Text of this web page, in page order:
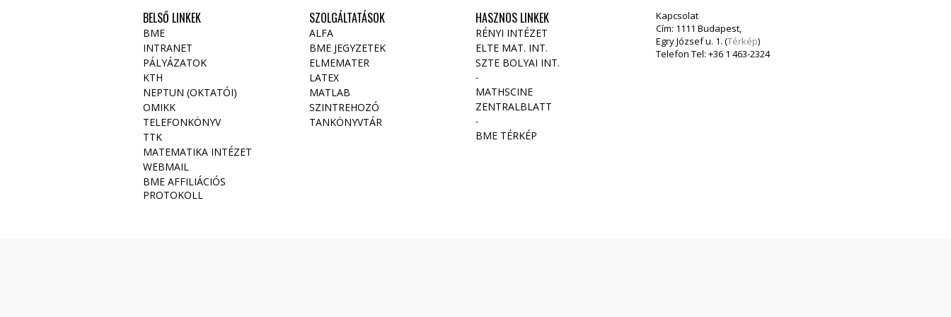
BELSŐ LINKEK
BME
INTRANET
PÁLYÁZATOK
KTH
NEPTUN (OKTATÓI)
OMIKK
TELEFONKÖNYV
TTK
MATEMATIKA INTÉZET
WEBMAIL
BME AFFILIÁCIÓS
PROTOKOLL
SZOLGÁLTATÁSOK
ALFA
BME JEGYZETEK
ELMEMATER
LATEX
MATLAB
SZINTREHOZÓ
TANKÖNYVTÁR
HASZNOS LINKEK
RÉNYI INTÉZET
ELTE MAT. INT.
SZTE BOLYAI INT.
-
MATHSCINE
ZENTRALBLATT
-
BME TÉRKÉP
Kapcsolat
Cím: 1111 Budapest,
Egry József u. 1. (Térkép)
Telefon Tel: +36 1 463-2324